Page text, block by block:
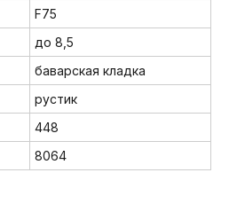
F75
до 8,5
баварская кладка
рустик
448
8064